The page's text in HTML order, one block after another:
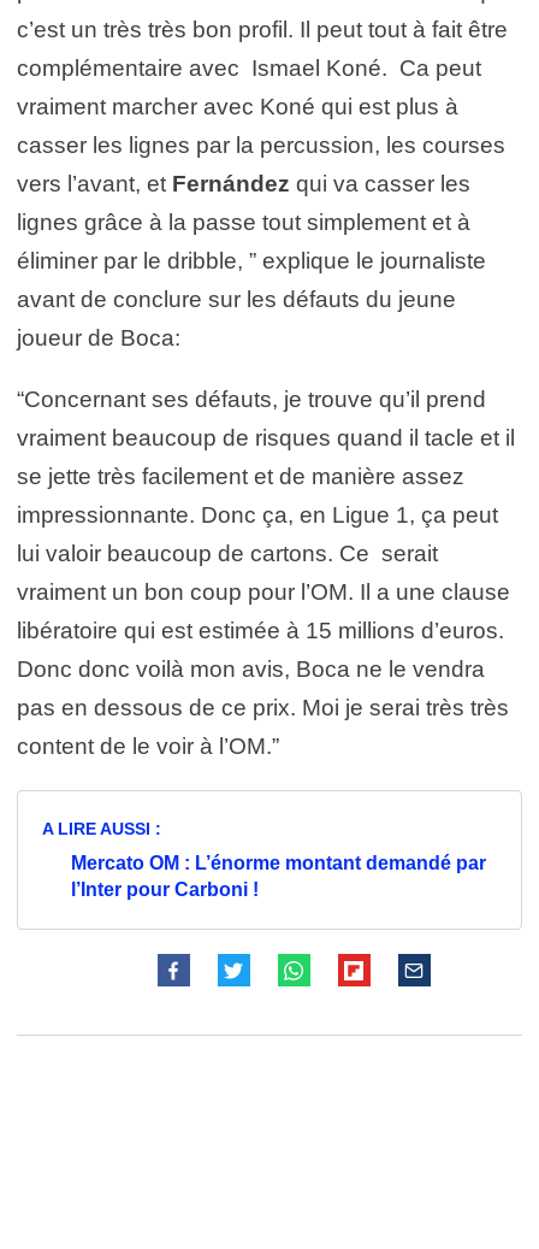
c’est un très très bon profil. Il peut tout à fait être
complémentaire avec Ismael Koné. Ca peut
vraiment marcher avec Koné qui est plus à
casser les lignes par la percussion, les courses
vers l’avant, et Fernández qui va casser les
lignes grâce à la passe tout simplement et à
éliminer par le dribble, ” explique le journaliste
avant de conclure sur les défauts du jeune
joueur de Boca:
“Concernant ses défauts, je trouve qu’il prend
vraiment beaucoup de risques quand il tacle et il
se jette très facilement et de manière assez
impressionnante. Donc ça, en Ligue 1, ça peut
lui valoir beaucoup de cartons. Ce serait
vraiment un bon coup pour l’OM. Il a une clause
libératoire qui est estimée à 15 millions d’euros.
Donc donc voilà mon avis, Boca ne le vendra
pas en dessous de ce prix. Moi je serai très très
content de le voir à l’OM.”
A LIRE AUSSI :
Mercato OM : L’énorme montant demandé par
l’Inter pour Carboni !